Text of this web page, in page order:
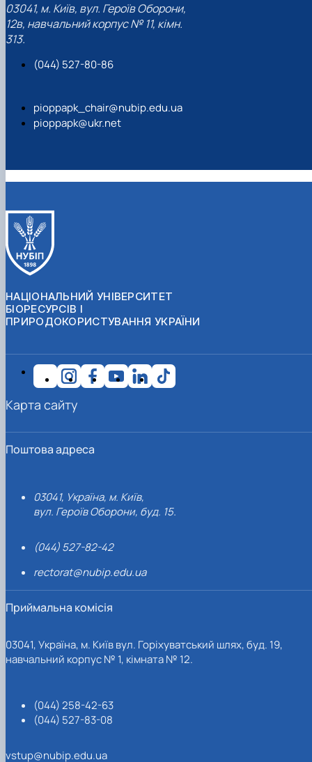
03041, м. Київ, вул. Героїв Оборони,
12в, навчальний корпус № 11, кімн.
313.
(044) 527-80-86
pioppapk_chair@nubip.edu.ua
pioppapk@ukr.net
НАЦІОНАЛЬНИЙ УНІВЕРСИТЕТ
БІОРЕСУРСІВ І
ПРИРОДОКОРИСТУВАННЯ УКРАЇНИ
Поштова адреса
03041, Україна, м. Київ,
вул. Героїв Оборони, буд. 15.
(044) 527-82-42
rectorat@nubip.edu.ua
Приймальна комісія
03041, Україна, м. Київ вул. Горіхуватський шлях, буд. 19,
навчальний корпус № 1, кімната № 12.
(044) 258-42-63
(044) 527-83-08
vstup@nubip.edu.ua
Карта сайту